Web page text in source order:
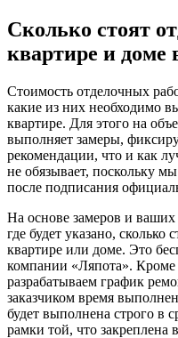
Сколько стоят
квартире и доме
Стоимость отделочных
какие из них необходимо
квартире. Для этого на
выполняет замеры,
рекомендации, что и как
не обязывает, поскольку
после подписания
На основе замеров и
где будет указано, сколько
квартире или доме. Это
компании «Ляпота».
разрабатываем график
заказчиком время
будет выполнена строго в
рамки той, что закреплена